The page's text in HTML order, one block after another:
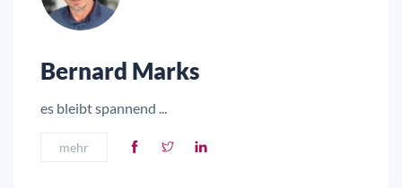
Bernard Marks
es bleibt spannend ...
mehr